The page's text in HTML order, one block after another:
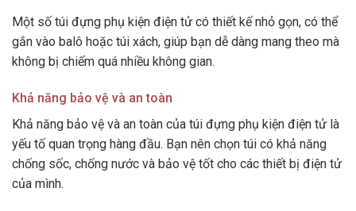
Một số túi đựng phụ kiện điện tử có thiết kế nhỏ gọn, có thể
gắn vào balô hoặc túi xách, giúp bạn dễ dàng mang theo mà
không bị chiếm quá nhiều không gian.
Khả năng bảo vệ và an toàn
Khả năng bảo vệ và an toàn của túi đựng phụ kiện điện tử là
yếu tố quan trọng hàng đầu. Bạn nên chọn túi có khả năng
chống sốc, chống nước và bảo vệ tốt cho các thiết bị điện tử
của mình.